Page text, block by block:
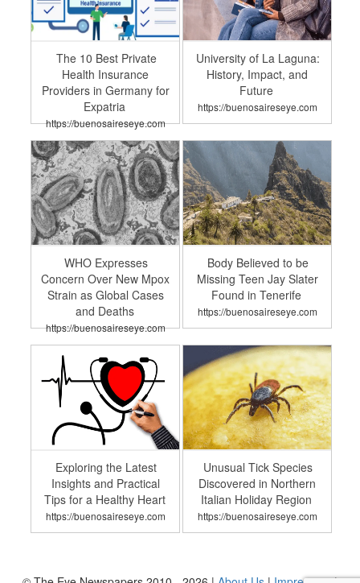
The 10 Best Private
Health Insurance
Providers in Germany for
Expatria
https://buenosaireseye.com
University of La Laguna:
History, Impact, and
Future
https://buenosaireseye.com
WHO Expresses
Concern Over New Mpox
Strain as Global Cases
and Deaths
https://buenosaireseye.com
Body Believed to be
Missing Teen Jay Slater
Found in Tenerife
https://buenosaireseye.com
Exploring the Latest
Insights and Practical
Tips for a Healthy Heart
https://buenosaireseye.com
Unusual Tick Species
Discovered in Northern
Italian Holiday Region
https://buenosaireseye.com